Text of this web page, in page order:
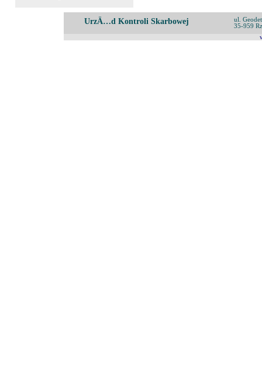
UrzÄ…d Kontroli Skarbowej
ul.
35-959